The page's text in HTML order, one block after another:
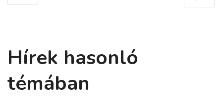
Hírek hasonló
témában